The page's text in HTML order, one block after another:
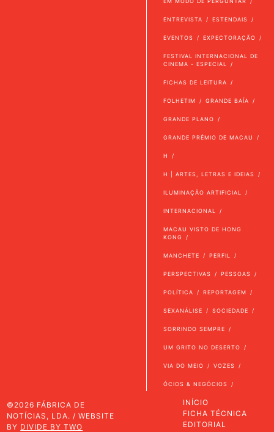
ENTREVISTA ESTENDAIS
EVENTOS EXPECTORAÇÃO
FESTIVAL INTERNACIONAL DE
CINEMA - ESPECIAL
FICHAS DE LEITURA
FOLHETIM GRANDE BAÍA
GRANDE PLANO
GRANDE PRÉMIO DE MACAU
H
H | ARTES, LETRAS E IDEIAS
ILUMINAÇÃO ARTIFICIAL
INTERNACIONAL
MACAU VISTO DE HONG
KONG
MANCHETE PERFIL
PERSPECTIVAS PESSOAS
POLÍTICA REPORTAGEM
SEXANÁLISE SOCIEDADE
SORRINDO SEMPRE
UM GRITO NO DESERTO
VIA DO MEIO VOZES
ÓCIOS & NEGÓCIOS
©2026 FÁBRICA DE
NOTÍCIAS, LDA. / WEBSITE
BY DIVIDE BY TWO
INÍCIO
FICHA TÉCNICA
EDITORIAL